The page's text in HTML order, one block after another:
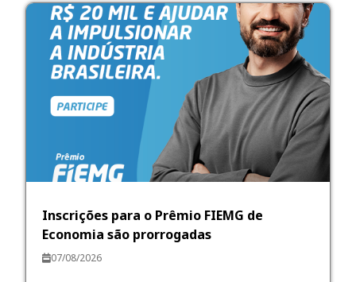
Inscrições para o Prêmio FIEMG de
Economia são prorrogadas
07/08/2026